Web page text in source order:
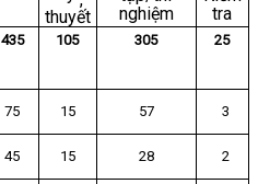
thuyết
nghiệm
tra
435 105 305 25
75 15 57 3
45 15 28 2